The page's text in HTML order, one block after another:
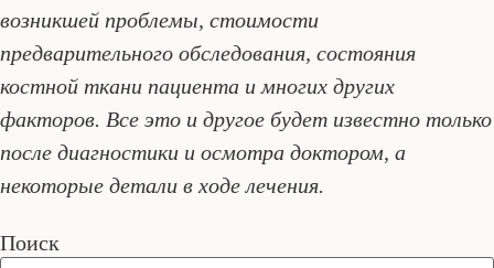
возникшей проблемы, стоимости
предварительного обследования, состояния
костной ткани пациента и многих других
факторов. Все это и другое будет известно только
после диагностики и осмотра доктором, а
некоторые детали в ходе лечения.
Поиск